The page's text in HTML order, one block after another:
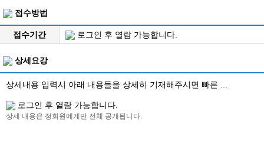
접수방법
접수기간 로그인 후 열람 가능합니다.
상세요강
상세내용 입력시 아래 내용들을 상세히 기재해주시면 빠른 ...
로그인 후 열람 가능합니다.
상세 내용은 정회원에게만 전체 공개됩니다.